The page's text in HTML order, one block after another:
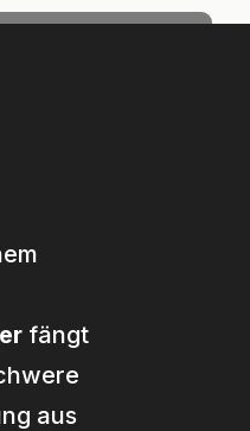
fängt
aus